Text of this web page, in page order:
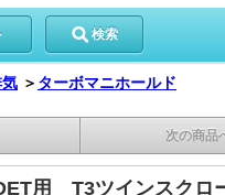
検索
＞ ターボマニホールド
次の商品
用 T3ツインスクロ